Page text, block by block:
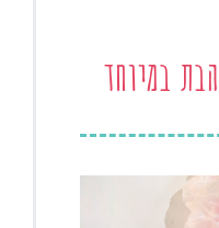
במיוחד